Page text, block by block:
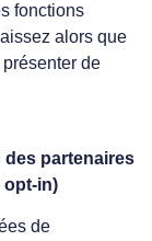
fonctions
alors que
de
partenaires
opt-in)
de